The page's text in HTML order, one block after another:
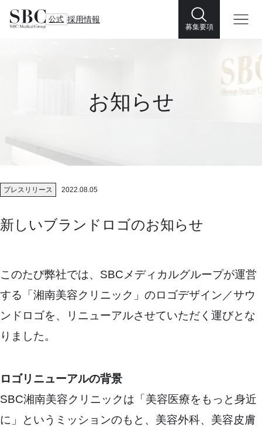
公式 採用情報
募集要項
お知らせ
プレスリリース 2022.08.05
新しいブランドロゴのお知らせ
このたび弊社では、SBCメディカルグループが運営
する「湘南美容クリニック」のロゴデザイン／サウ
ンドロゴを、リニューアルさせていただく運びとな
りました。
ロゴリニューアルの背景
SBC湘南美容クリニックは「美容医療をもっと身近
に」というミッションのもと、美容外科、美容皮膚